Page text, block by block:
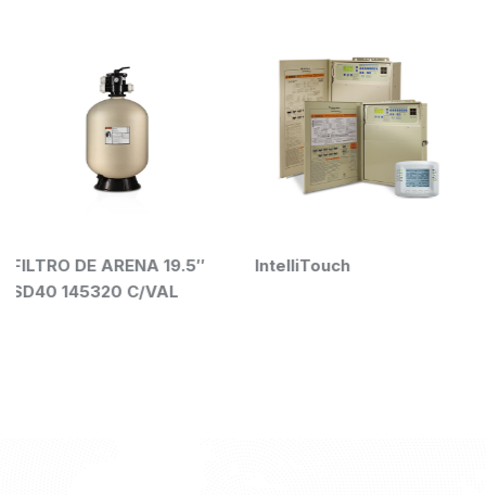
19.5″
VAL
IntelliTouch